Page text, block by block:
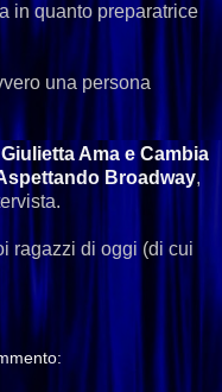
in quanto preparatrice
una persona
Ama e Cambia
Broadway,
ragazzi di oggi (di cui